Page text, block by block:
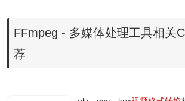
1）视频文件本身其实是一个容器（
了视频和音频，也可能有字幕等其他内容
有以下几种。一般来说，视频文件的后缀
FFmpeg - 多媒体处理工具相关
荐